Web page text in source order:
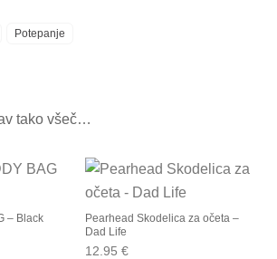
Potepanje
tako všeč…
– Black
Pearhead Skodelica za očeta –
Dad Life
12.95 €